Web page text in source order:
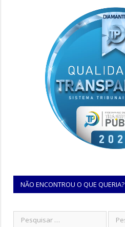
NÃO ENCONTROU O QUE QUERIA?